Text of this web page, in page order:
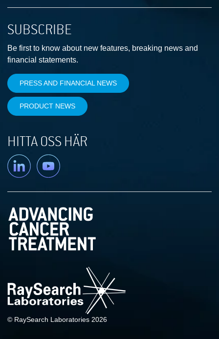
SUBSCRIBE
Be first to know about new features, breaking news and
financial statements.
PRESS AND FINANCIAL NEWS
PRODUCT NEWS
HITTA OSS HÄR
Linkedin YouTube
© RaySearch Laboratories 2026